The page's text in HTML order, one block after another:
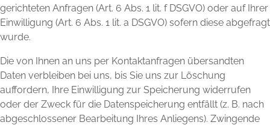
gerichteten Anfragen (Art. 6 Abs. 1 lit. f DSGVO) oder auf Ihrer
Einwilligung (Art. 6 Abs. 1 lit. a DSGVO) sofern diese abgefragt
wurde.
Die von Ihnen an uns per Kontaktanfragen übersandten
Daten verbleiben bei uns, bis Sie uns zur Löschung
auffordern, Ihre Einwilligung zur Speicherung widerrufen
oder der Zweck für die Datenspeicherung entfällt (z. B. nach
abgeschlossener Bearbeitung Ihres Anliegens). Zwingende